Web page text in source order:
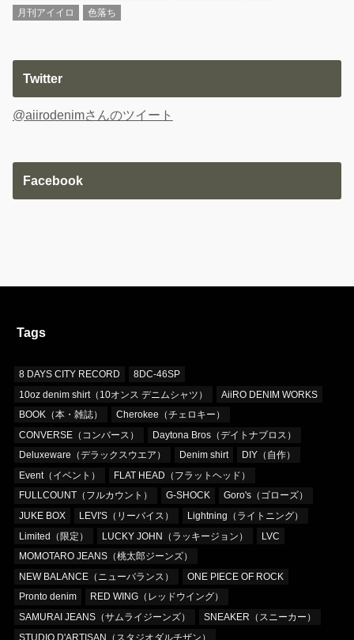
月刊アイイロ
色落ち
Twitter
@aiirodenimさんのツイート
Facebook
Tags
8 DAYS CITY RECORD
8DC-46SP
10oz denim shirt（10オンス デニムシャツ）
AiiRO DENIM WORKS
BOOK（本・雑誌）
Cherokee（チェロキー）
CONVERSE（コンバース）
Daytona Bros（デイトナブロス）
Deluxeware（デラックスウエア）
Denim shirt
DIY（自作）
Event（イベント）
FLAT HEAD（フラットヘッド）
FULLCOUNT（フルカウント）
G-SHOCK
Goro's（ゴローズ）
JUKE BOX
LEVI'S（リーバイス）
Lightning（ライトニング）
Limited（限定）
LUCKY JOHN（ラッキージョン）
LVC
MOMOTARO JEANS（桃太郎ジーンズ）
NEW BALANCE（ニューバランス）
ONE PIECE OF ROCK
Pronto denim
RED WING（レッドウイング）
SAMURAI JEANS（サムライジーンズ）
SNEAKER（スニーカー）
STUDIO D'ARTISAN（スタジオダルチザン）